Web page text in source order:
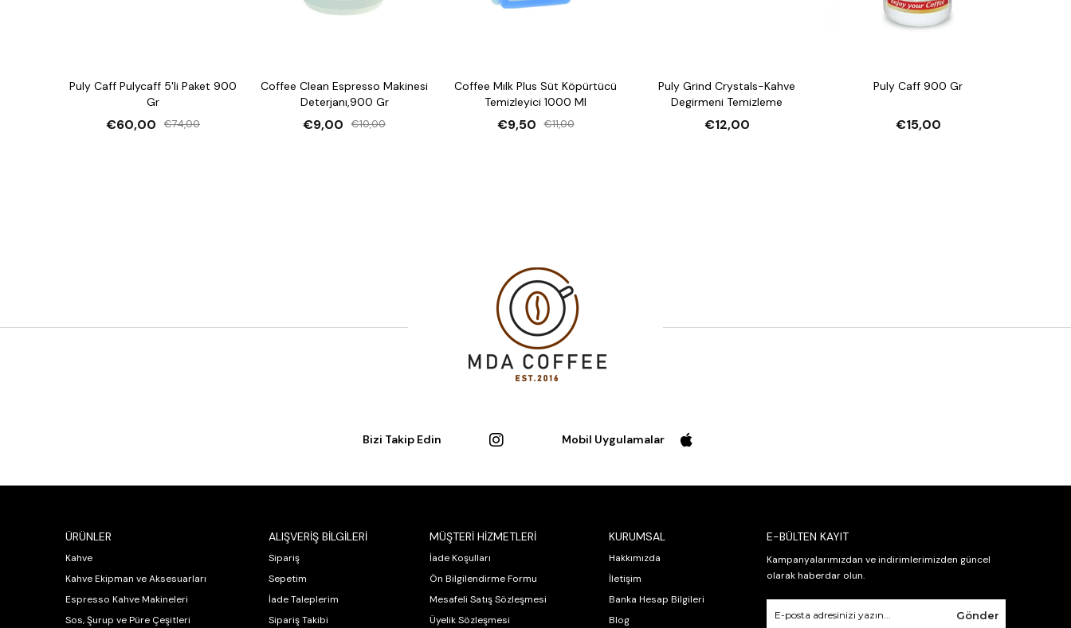
Puly Caff Pulycaff 5'li Paket 900
Gr
€60,00 €74,00
Coffee Clean Espresso Makinesi
Deterjanı,900 Gr
€9,00 €10,00
Coffee Mılk Plus Süt Köpürtücü
Temizleyici 1000 Ml
€9,50 €11,00
Puly Grind Crystals-Kahve
Degirmeni Temizleme
€12,00
Puly Caff 900 Gr
€15,00
Bizi Takip Edin Mobil Uygulamalar
ÜRÜNLER
Kahve
Kahve Ekipman ve Aksesuarları
Espresso Kahve Makineleri
Sos, Şurup ve Püre Çeşitleri
ALIŞVERİŞ BİLGİLERİ
Sipariş
Sepetim
İade Taleplerim
Sipariş Takibi
MÜŞTERİ HİZMETLERİ
İade Koşulları
Ön Bilgilendirme Formu
Mesafeli Satış Sözleşmesi
Üyelik Sözleşmesi
KURUMSAL
Hakkımızda
İletişim
Banka Hesap Bilgileri
Blog
E-BÜLTEN KAYIT
Kampanyalarımızdan ve indirimlerimizden güncel
olarak haberdar olun.
Gönder